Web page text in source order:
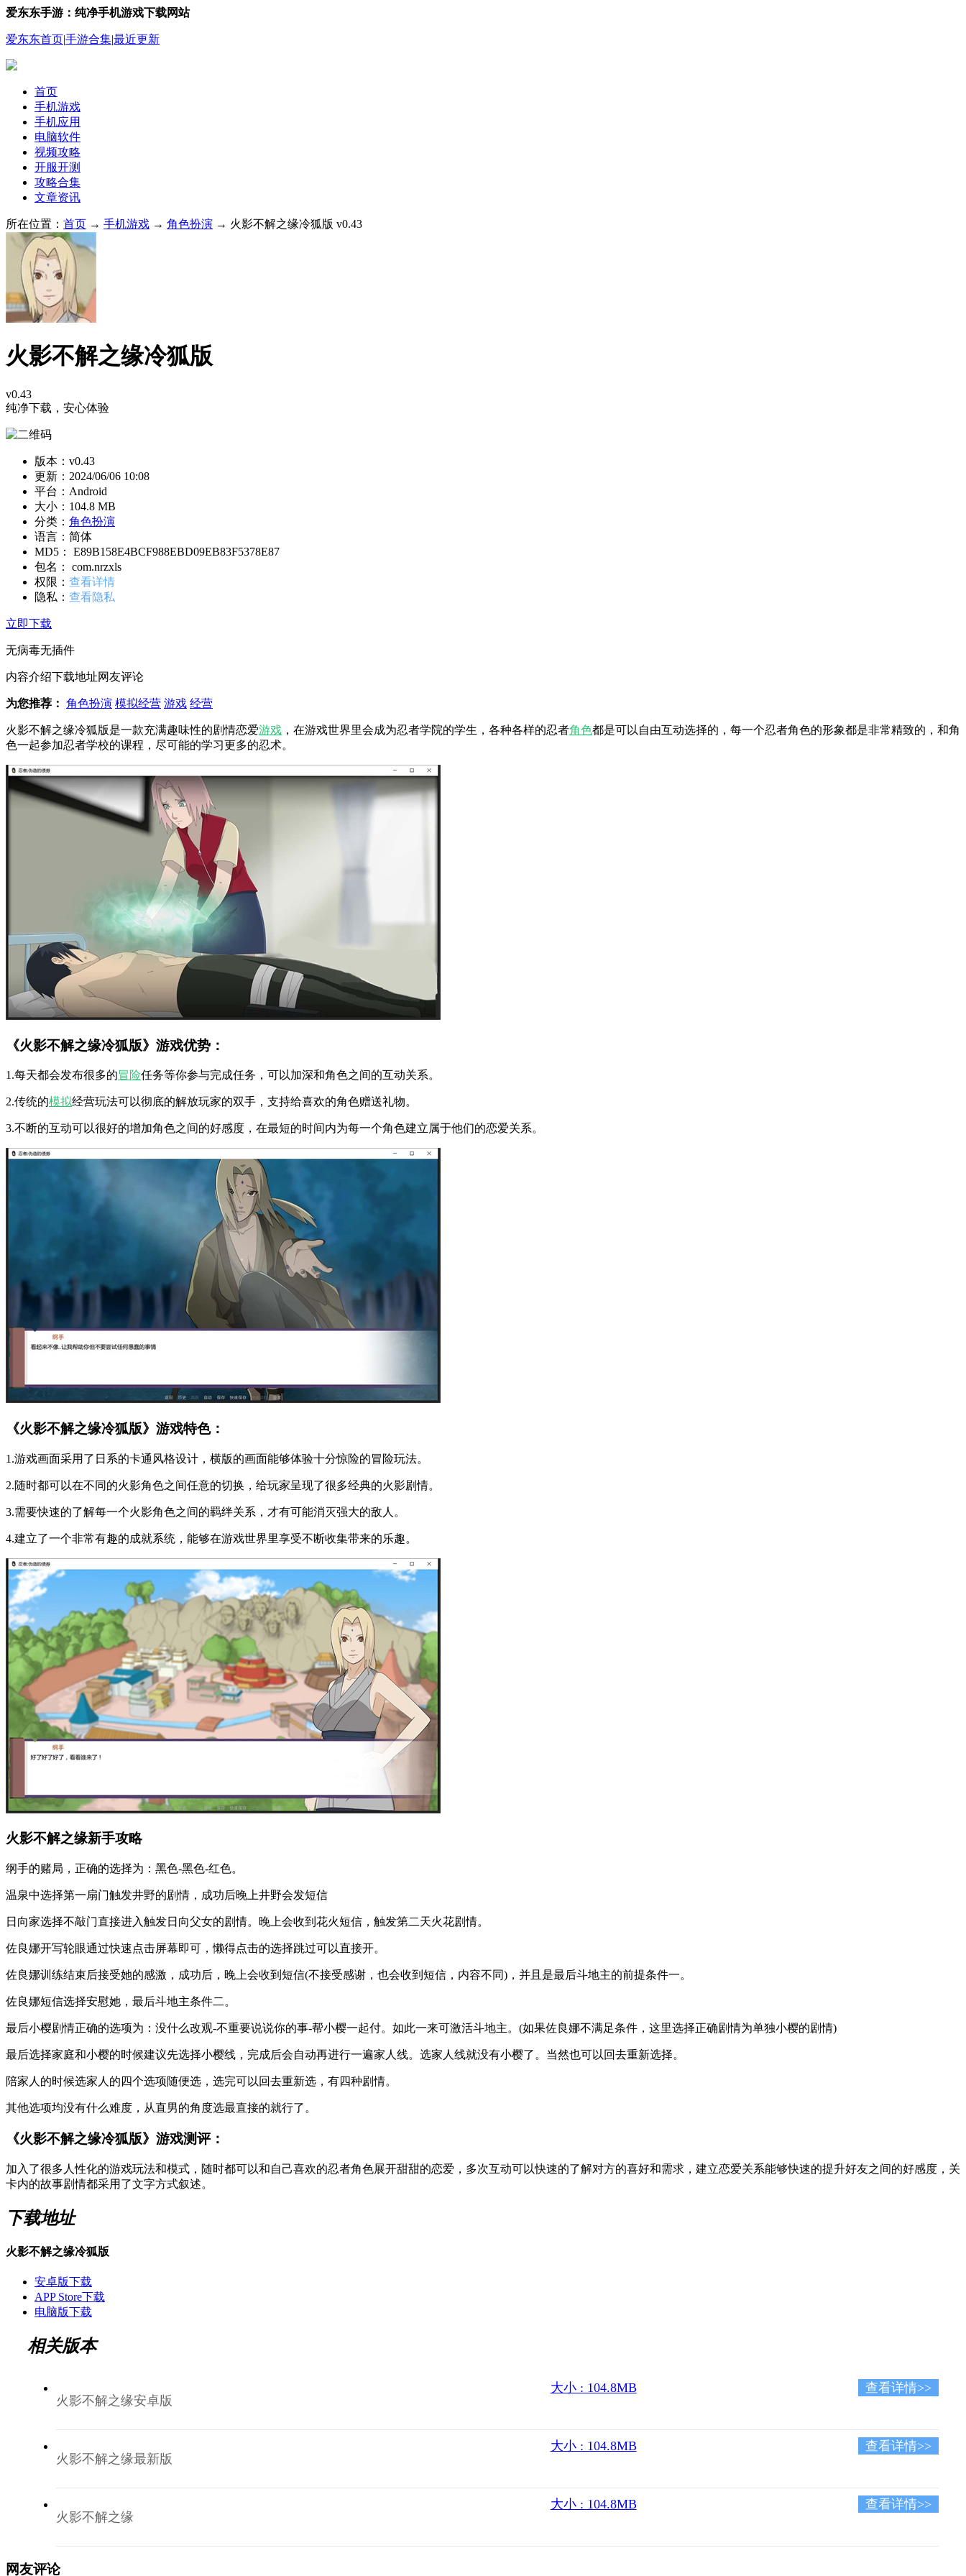
爱东东手游：纯净手机游戏下载网站
爱东东首页|手游合集|最近更新
首页
手机游戏
手机应用
电脑软件
视频攻略
开服开测
攻略合集
文章资讯
所在位置： 首页 → 手机游戏 → 角色扮演 → 火影不解之缘冷狐版 v0.43
火影不解之缘冷狐版
v0.43
纯净下载，安心体验
版本：v0.43
更新： 2024/06/06 10:08
平台：Android
大小：104.8 MB
分类： 角色扮演
语言：简体
MD5： E89B158E4BCF988EBD09EB83F5378E87
包名： com.nrzxls
权限： 查看详情
隐私： 查看隐私
立即下载
无病毒无插件
内容介绍下载地址网友评论
为您推荐： 角色扮演 模拟经营 游戏 经营
火影不解之缘冷狐版是一款充满趣味性的剧情恋爱游戏 ，在游戏世界里会成为忍者学院的学生，各种各样的忍者角色都是可以自由互动选择的，每一个忍者角色的形象都是非常精致的，和角
色一起参加忍者学校的课程，尽可能的学习更多的忍术。
《火影不解之缘冷狐版》游戏优势：
1.每天都会发布很多的冒险任务等你参与完成任务，可以加深和角色之间的互动关系。
2.传统的模拟经营玩法可以彻底的解放玩家的双手，支持给喜欢的角色赠送礼物。
3.不断的互动可以很好的增加角色之间的好感度，在最短的时间内为每一个角色建立属于他们的恋爱关系。
《火影不解之缘冷狐版》游戏特色：
1.游戏画面采用了日系的卡通风格设计，横版的画面能够体验十分惊险的冒险玩法。
2.随时都可以在不同的火影角色之间任意的切换，给玩家呈现了很多经典的火影剧情。
3.需要快速的了解每一个火影角色之间的羁绊关系，才有可能消灭强大的敌人。
4.建立了一个非常有趣的成就系统，能够在游戏世界里享受不断收集带来的乐趣。
火影不解之缘新手攻略
纲手的赌局，正确的选择为：黑色-黑色-红色。
温泉中选择第一扇门触发井野的剧情，成功后晚上井野会发短信
日向家选择不敲门直接进入触发日向父女的剧情。晚上会收到花火短信，触发第二天火花剧情。
佐良娜开写轮眼通过快速点击屏幕即可，懒得点击的选择跳过可以直接开。
佐良娜训练结束后接受她的感激，成功后，晚上会收到短信(不接受感谢，也会收到短信，内容不同)，并且是最后斗地主的前提条件一。
佐良娜短信选择安慰她，最后斗地主条件二。
最后小樱剧情正确的选项为：没什么改观-不重要说说你的事-帮小樱一起付。如此一来可激活斗地主。(如果佐良娜不满足条件，这里选择正确剧情为单独小樱的剧情)
最后选择家庭和小樱的时候建议先选择小樱线，完成后会自动再进行一遍家人线。选家人线就没有小樱了。当然也可以回去重新选择。
陪家人的时候选家人的四个选项随便选，选完可以回去重新选，有四种剧情。
其他选项均没有什么难度，从直男的角度选最直接的就行了。
《火影不解之缘冷狐版》游戏测评：
加入了很多人性化的游戏玩法和模式，随时都可以和自己喜欢的忍者角色展开甜甜的恋爱，多次互动可以快速的了解对方的喜好和需求，建立恋爱关系能够快速的提升好友之间的好感度，关
卡内的故事剧情都采用了文字方式叙述。
下载地址
火影不解之缘冷狐版
安卓版下载
APP Store下载
电脑版下载
相关版本
火影不解之缘安卓版
大小 : 104.8MB 查看详情>>
火影不解之缘最新版
大小 : 104.8MB 查看详情>>
火影不解之缘
大小 : 104.8MB 查看详情>>
网友评论